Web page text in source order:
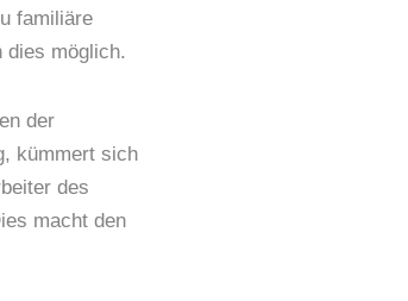
familiäre
dies möglich.
der
kümmert sich
des
macht den